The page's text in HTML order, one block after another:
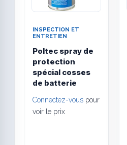
INSPECTION ET
ENTRETIEN
Poltec spray de
protection
spécial cosses
de batterie
Connectez-vous pour
voir le prix